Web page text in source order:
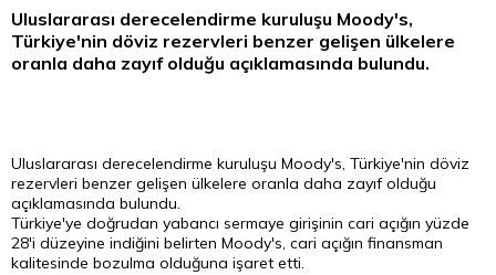
Uluslararası derecelendirme kuruluşu Moody's,
Türkiye'nin döviz rezervleri benzer gelişen ülkelere
oranla daha zayıf olduğu açıklamasında bulundu.
Uluslararası derecelendirme kuruluşu Moody's, Türkiye'nin döviz
rezervleri benzer gelişen ülkelere oranla daha zayıf olduğu
açıklamasında bulundu.
Türkiye'ye doğrudan yabancı sermaye girişinin cari açığın yüzde
28'i düzeyine indiğini belirten Moody's, cari açığın finansman
kalitesinde bozulma olduğuna işaret etti.